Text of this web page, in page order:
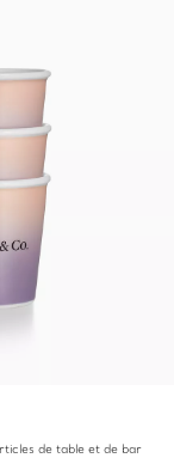
de table et de bar